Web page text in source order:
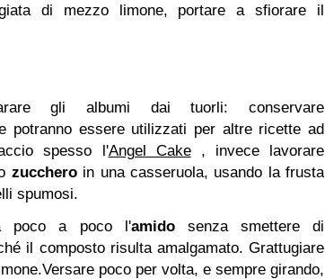
di mezzo limone, portare a sfiorare il
gli albumi dai tuorli: conservare
potranno essere utilizzati per altre ricette ad
spesso l'Angel Cake, invece lavorare
zuccheroin una casseruola, usando la frusta
spumosi.
poco a poco l'amidosenza smettere di
il composto risulta amalgamato. Grattugiare
Versare poco per volta, e sempre girando,